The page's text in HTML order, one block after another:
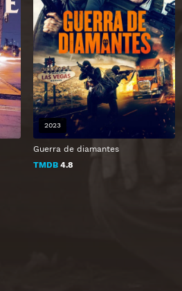
Guerra de diamantes
TMDB 4.8
2023